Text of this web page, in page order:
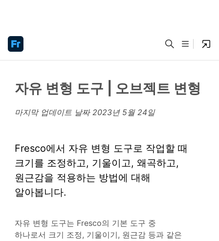
자유 변형 도구 | 오브젝트 변형
마지막 업데이트 날짜 2023년 5월 24일
Fresco에서 자유 변형 도구로 작업할 때
크기를 조정하고, 기울이고, 왜곡하고,
원근감을 적용하는 방법에 대해
알아봅니다.
자유 변형 도구는 Fresco의 기본 도구 중
하나로서 크기 조정, 기울이기, 원근감 등과 같은